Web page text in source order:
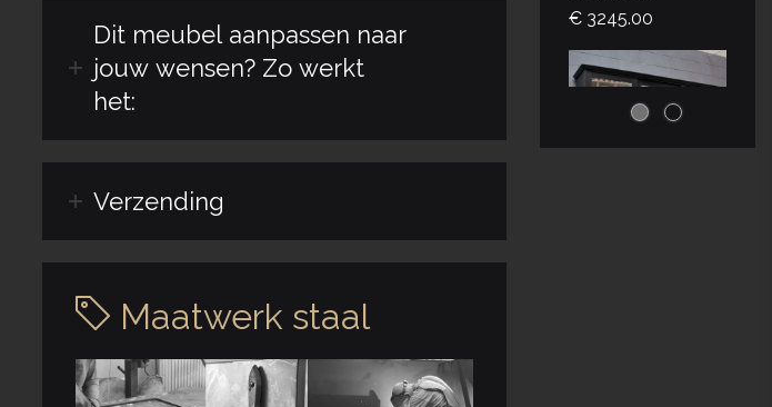
Dit meubel aanpassen naar
jouw wensen? Zo werkt
het:
Verzending
Maatwerk staal
€ 3245.00